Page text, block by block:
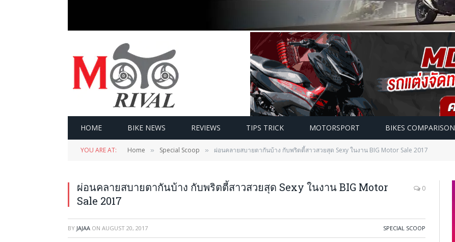
HOME BIKE NEWS REVIEWS TIPS TRICK MOTORSPORT BIKES COMPARISON
YOU ARE AT: Home » Special Scoop » ผ่อนคลายสบายตากันบ้าง กับพริตตี้สาวสวยสุด Sexy ในงาน BIG Motor Sale 2017
ผ่อนคลายสบายตากันบ้าง กับพริตตี้สาวสวยสุด Sexy ในงาน BIG Motor
Sale 2017
0
BY JAJAA ON AUGUST 20, 2017 SPECIAL SCOOP